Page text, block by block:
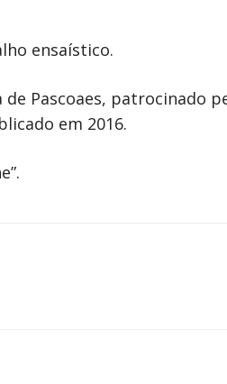
ensaístico.
Pascoaes, patrocinado
em 2016.